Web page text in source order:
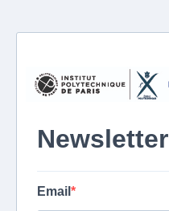
Newsletter
Email